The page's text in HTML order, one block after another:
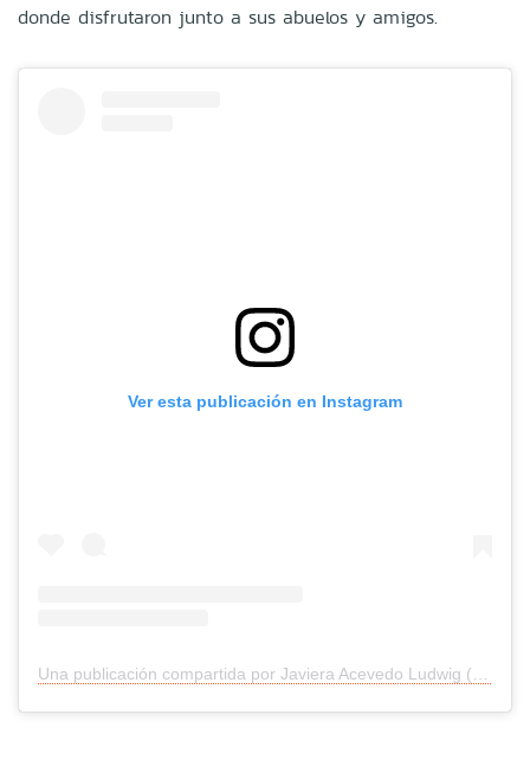
donde disfrutaron junto a sus abuelos y amigos.
Ver esta publicación en Instagram